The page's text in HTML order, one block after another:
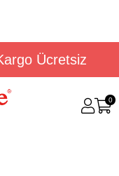
Ücretsiz
0